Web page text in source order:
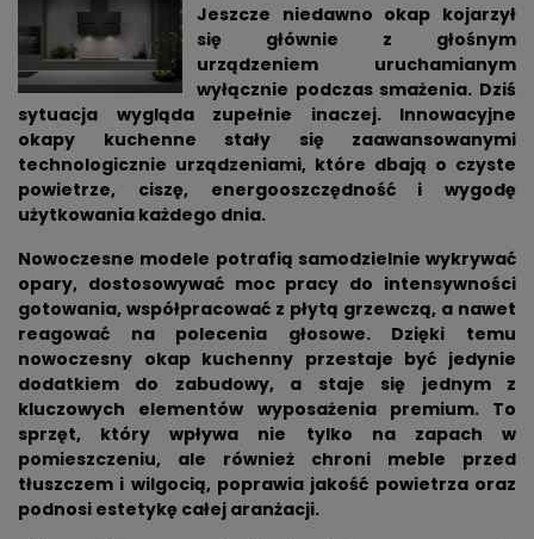
Jeszcze niedawno okap kojarzył
się głównie z głośnym
urządzeniem uruchamianym
wyłącznie podczas smażenia. Dziś
sytuacja wygląda zupełnie inaczej. Innowacyjne
okapy kuchenne stały się zaawansowanymi
technologicznie urządzeniami, które dbają o czyste
powietrze, ciszę, energooszczędność i wygodę
użytkowania każdego dnia.
Nowoczesne modele potrafią samodzielnie wykrywać
opary, dostosowywać moc pracy do intensywności
gotowania, współpracować z płytą grzewczą, a nawet
reagować na polecenia głosowe. Dzięki temu
nowoczesny okap kuchenny przestaje być jedynie
dodatkiem do zabudowy, a staje się jednym z
kluczowych elementów wyposażenia premium. To
sprzęt, który wpływa nie tylko na zapach w
pomieszczeniu, ale również chroni meble przed
tłuszczem i wilgocią, poprawia jakość powietrza oraz
podnosi estetykę całej aranżacji.